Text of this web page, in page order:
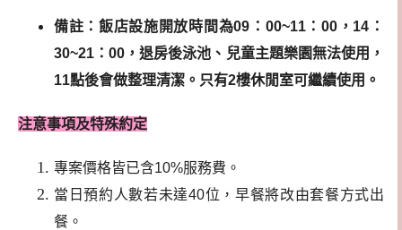
備註：飯店設施開放時間為09：00~11：00，14：
30~21：00，退房後泳池、兒童主題樂園無法使用，
11點後會做整理清潔。只有2樓休閒室可繼續使用。
注意事項及特殊約定
專案價格皆已含10%服務費。
當日預約人數若未達40位，早餐將改由套餐方式出
餐。